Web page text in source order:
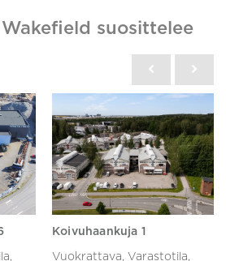
suosittelee
Koivuhaankuja 1
Vuokrattava, Varastotila,